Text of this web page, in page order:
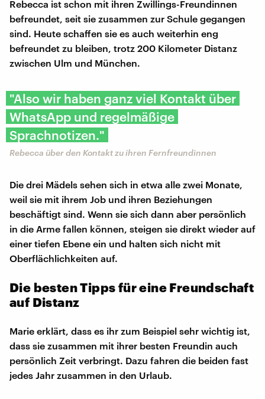
Rebecca ist schon mit ihren Zwillings-Freundinnen
befreundet, seit sie zusammen zur Schule gegangen
sind. Heute schaffen sie es auch weiterhin eng
befreundet zu bleiben, trotz 200 Kilometer Distanz
zwischen Ulm und München.
"Also wir haben ganz viel Kontakt über
WhatsApp und regelmäßige
Sprachnotizen."
Rebecca über den Kontakt zu ihren Fernfreundinnen
Die drei Mädels sehen sich in etwa alle zwei Monate,
weil sie mit ihrem Job und ihren Beziehungen
beschäftigt sind. Wenn sie sich dann aber persönlich
in die Arme fallen können, steigen sie direkt wieder auf
einer tiefen Ebene ein und halten sich nicht mit
Oberflächlichkeiten auf.
Die besten Tipps für eine Freundschaft
auf Distanz
Marie erklärt, dass es ihr zum Beispiel sehr wichtig ist,
dass sie zusammen mit ihrer besten Freundin auch
persönlich Zeit verbringt. Dazu fahren die beiden fast
jedes Jahr zusammen in den Urlaub.